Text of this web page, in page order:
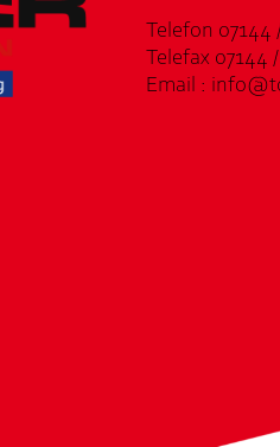
Telefon 07144
Telefax 07144
Email :